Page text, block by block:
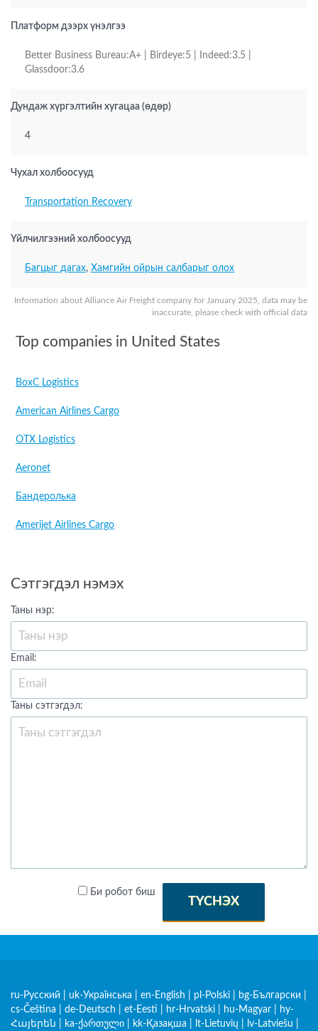
Information about Alliance Air Freight company for January 2025, data may be
inaccurate, please check with official data
Платформ дээрх үнэлгээ
Better Business Bureau:A+ | Birdeye:5 | Indeed:3.5 |
Glassdoor:3.6
Дундаж хүргэлтийн хугацаа (өдөр)
4
Чухал холбоосууд
Transportation Recovery
Үйлчилгээний холбоосууд
Багцыг дагах, Хамгийн ойрын салбарыг олох
Top companies in United States
BoxC Logistics
American Airlines Cargo
OTX Logistics
Aeronet
Бандеролька
Amerijet Airlines Cargo
Сэтгэгдэл нэмэх
Таны нэр:
Email:
Таны сэтгэгдэл:
Би робот биш
ТҮСНЭХ
ru-Русский uk-Українська en-English pl-Polski bg-Български
cs-Čeština
de-Deutsch et-Eesti hr-Hrvatski hu-Magyar
hy-
Հայերեն
ka-ქართული kk-Қазақша lt-Lietuvių lv-Latviešu